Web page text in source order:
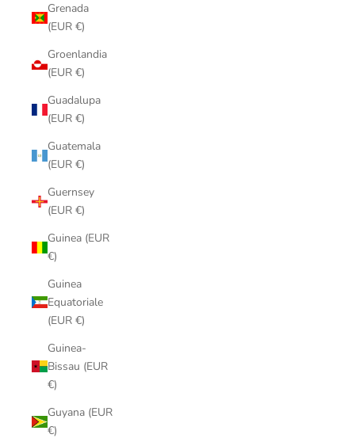
Grenada
(EUR €)
Groenlandia
(EUR €)
Guadalupa
(EUR €)
Guatemala
(EUR €)
Guernsey
(EUR €)
Guinea (EUR
€)
Guinea
Equatoriale
(EUR €)
Guinea-
Bissau (EUR
€)
Guyana (EUR
€)